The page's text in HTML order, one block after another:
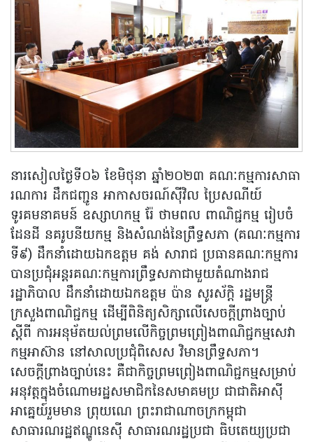
នារសៀលថ្ងៃទី០៦ ខែមិថុនា ឆ្នាំ២០២៣ គណៈកម្មការសាធា
រណការ ដឹកជញ្ជូន អាកាសចរណ៍ស៊ីវិល ប្រៃសណីយ៍
ទូរគមនាគមន៍ ឧស្សាហកម្ម រ៉ែ ថាមពល ពាណិជ្ជកម្ម រៀបចំ
ដែនដី នគរូបនីយកម្ម និងសំណង់នៃព្រឹទ្ធសភា (គណៈកម្មការ
ទី៩) ដឹកនាំដោយឯកឧត្តម គង់ សារាជ ប្រធានគណៈកម្មការ
បានប្រជុំអន្តរគណៈកម្មការព្រឹទ្ធសភាជាមួយតំណាងរាជ
រដ្ឋាភិបាល ដឹកនាំដោយឯកឧត្តម ប៉ាន សូរស័ក្តិ រដ្ឋមន្រ្តី
ក្រសួងពាណិជ្ជកម្ម ដើម្បីពិនិត្យសិក្សាលើសេចក្តីព្រាងច្បាប់
ស្តីពី ការអនុម័តយល់ព្រមលើកិច្ចព្រមព្រៀងពាណិជ្ជកម្មសេវា
កម្មអាស៊ាន នៅសាលប្រជុំពិសេស វិមានព្រឹទ្ធសភា។
សេចក្តីព្រាងច្បាប់នេះ គឺជាកិច្ចព្រមព្រៀងពាណិជ្ជកម្មសម្រាប់
អនុវត្តក្នុងចំណោមរដ្ឋសមាជិកនៃសមាគមប្រ ជាជាតិអាស៊ី
អាគ្នេយ៍រួមមាន ព្រុយណេ ព្រះរាជាណាចក្រកម្ពុជា
សាធារណរដ្ឋឥណ្ឌូនេស៊ី សាធារណរដ្ឋប្រជា ធិបតេយ្យប្រជា